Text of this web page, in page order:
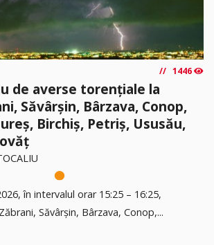
1446
de averse torențiale la
Săvârșin, Bârzava, Conop,
Birchiș, Petriș, Ususău,
în intervalul orar 15:25 – 16:25,
Săvârșin, Bârzava, Conop,...